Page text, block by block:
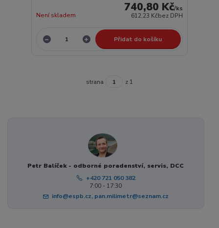
740,80 Kč/ks
612,23 Kčbez DPH
Není skladem
Přidat do košíku
strana z 1
Petr Balíček - odborné poradenství, servis, DCC
+420 721 050 382
7:00 - 17:30
info@espb.cz, pan.milimetr@seznam.cz